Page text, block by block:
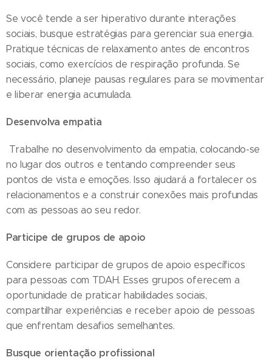
Se você tende a ser hiperativo durante interações
sociais, busque estratégias para gerenciar sua energia.
Pratique técnicas de relaxamento antes de encontros
sociais, como exercícios de respiração profunda. Se
necessário, planeje pausas regulares para se movimentar
e liberar energia acumulada.
Desenvolva empatia
Trabalhe no desenvolvimento da empatia, colocando-se
no lugar dos outros e tentando compreender seus
pontos de vista e emoções. Isso ajudará a fortalecer os
relacionamentos e a construir conexões mais profundas
com as pessoas ao seu redor.
Participe de grupos de apoio
Considere participar de grupos de apoio específicos
para pessoas com TDAH. Esses grupos oferecem a
oportunidade de praticar habilidades sociais,
compartilhar experiências e receber apoio de pessoas
que enfrentam desafios semelhantes.
Busque orientação profissional